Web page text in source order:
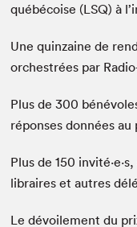
québécoise (LSQ) à
Une quinzaine de
orchestrées par
Plus de 300
réponses données au
Plus de 150
libraires et autres
Le dévoilement du